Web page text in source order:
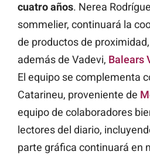
cuatro años. Nerea
sommelier, continuará la
de productos de
además de Vadevi, Balears
El equipo se complementa
Catarineu, proveniente de
equipo de colaboradores
lectores del diario,
parte gráfica continuará en